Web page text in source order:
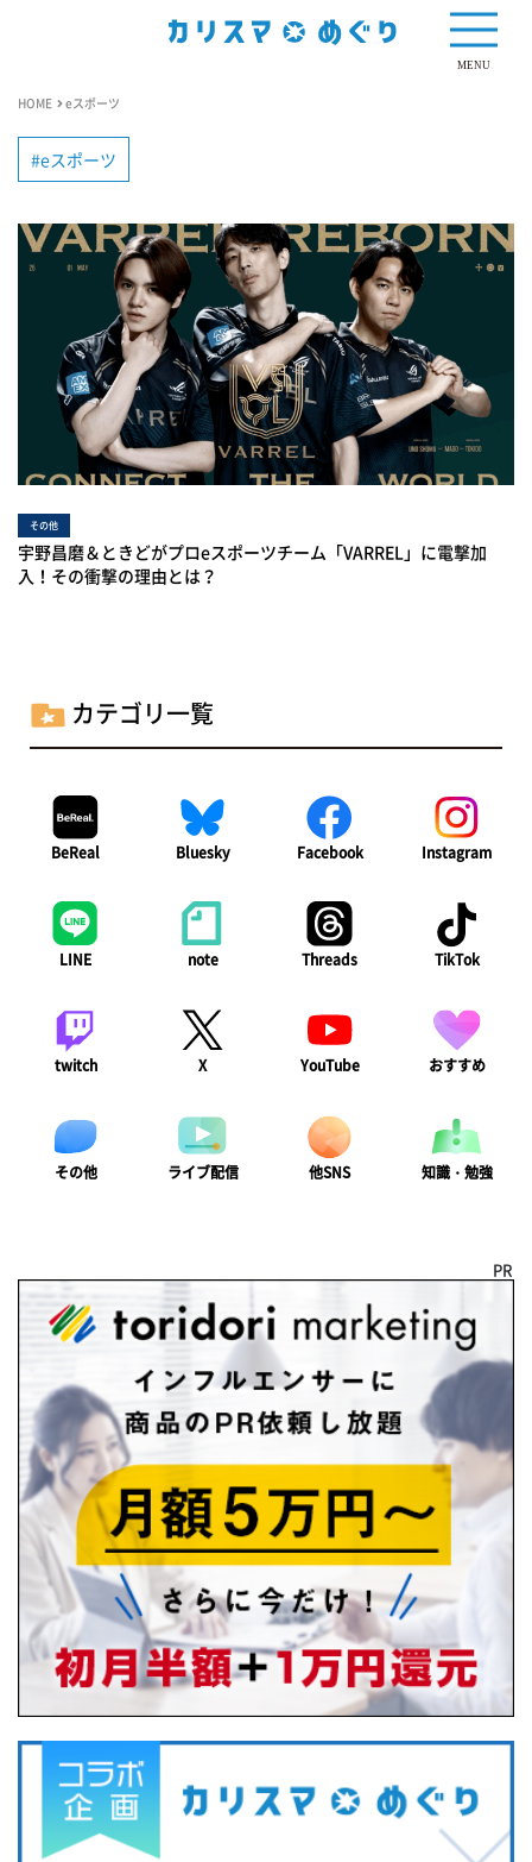
MENU
HOME eスポーツ
eスポーツ
その他
宇野昌磨＆ときどがプロeスポーツチーム「VARREL」に電撃加
入！その衝撃の理由とは？
カテゴリ一覧
BeReal Bluesky Facebook Instagram
LINE note Threads TikTok
twitch X YouTube おすすめ
その他 ライブ配信 他SNS 知識・勉強
PR